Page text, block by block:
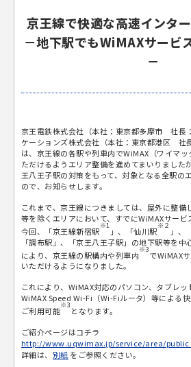
京王線で快適な高速インタ
－地下駅でもWiMAXサービ
－
京王電鉄株式会社（本社：東京都多摩市 社
ケーションズ株式会社（本社：東京都港区 社
は、京王線の各駅や列車内でWiMAX（ワイマ
ただけるようエリア整備を進めてまいりました
王八王子駅の対策をもって、対象となる全駅の
ので、お知らせします。
これまで、京王線につきましては、屋外に整備
等を除くエリアにおいて、すでにWiMAXサービ
今回、「京王線新宿駅
※1
」、「仙川駅
※２
」、
「調布駅」、「京王八王子駅」の地下駅等を中
により、京王線の駅構内や列車内
※3
でWiMAX
いただけるようになりました。
これにより、WiMAX対応のパソコン、タブレ
WiMAX Speed Wi-Fi（Wi-Fiルータ）等による
ご利用可能
※3
となります。
ご紹介ページはコチラ
http://www.uqwimax.jp/service/area/
詳細は、 別紙 をご参照ください。